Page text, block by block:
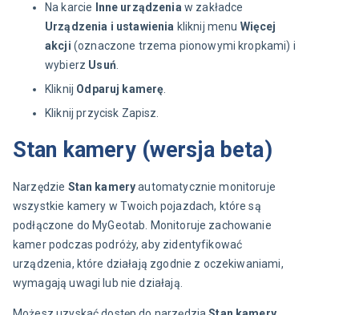
Na karcie
Inne urządzenia w zakładce
Urządzenia i ustawienia kliknij menu Więcej
akcji (oznaczone trzema pionowymi kropkami) i
wybierz Usuń
Kliknij Odparuj kamerę
Kliknij przycisk Zapisz.
Stan kamery (wersja beta)
Narzędzie Stan kamery automatycznie monitoruje
wszystkie kamery w Twoich pojazdach, które są
podłączone do MyGeotab. Monitoruje zachowanie
kamer podczas podróży, aby zidentyfikować
urządzenia, które działają zgodnie z oczekiwaniami,
wymagają uwagi lub nie działają.